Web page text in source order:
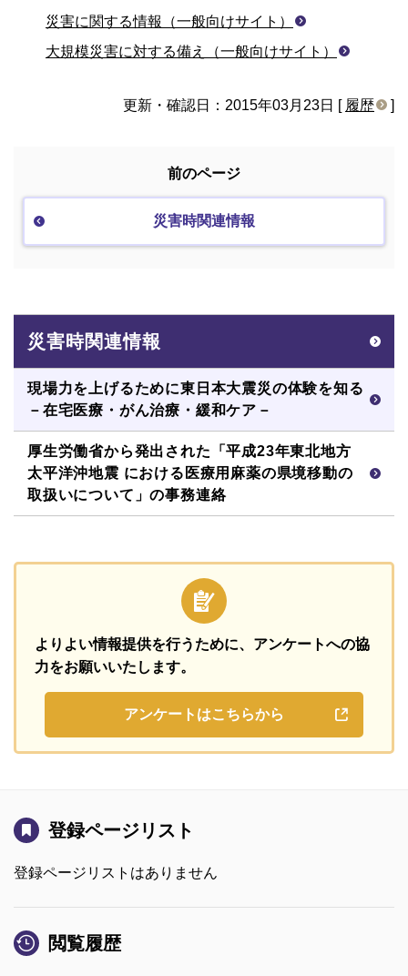
災害に関する情報（一般向けサイト）
大規模災害に対する備え（一般向けサイト）
更新・確認日：2015年03月23日 [ 履歴 ]
前のページ
災害時関連情報
災害時関連情報
現場力を上げるために東日本大震災の体験を知る
－在宅医療・がん治療・緩和ケア－
厚生労働省から発出された「平成23年東北地方
太平洋沖地震 における医療用麻薬の県境移動の
取扱いについて」の事務連絡
よりよい情報提供を行うために、 アンケートへの協
力をお願いいたします。
アンケートはこちらから
登録ページリスト
登録ページリストはありません
閲覧履歴